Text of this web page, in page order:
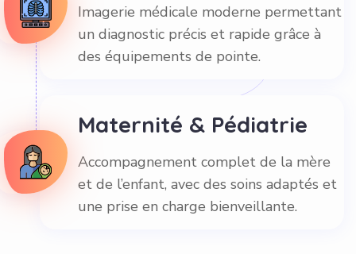
Imagerie médicale moderne permettant
un diagnostic précis et rapide grâce à
des équipements de pointe.
Maternité & Pédiatrie
Accompagnement complet de la mère
et de l’enfant, avec des soins adaptés et
une prise en charge bienveillante.